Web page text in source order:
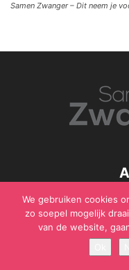
Samen Zwanger – Dit neem je
© Samen Zwanger -
We gebruiken cookies
zo soepel mogelijk
van de website,